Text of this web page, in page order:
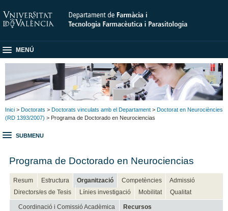
MENÚ
Inici > Doctorats > Doctorats vinculats amb el Departament > Doctorat en Neurociències
(RD 1393/2007) > Programa de Doctorado en Neurociencias
SUBMENU
Programa de Doctorado en Neurociencias
Resum Estructura Organització Competències
Admissió
Directors/es de Tesis
Línies investigació Mobilitat Qualitat
Coordinació i Comissió Acadèmica Recursos